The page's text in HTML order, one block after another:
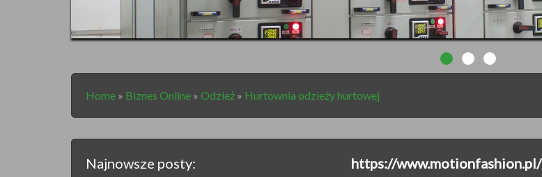
Home » Biznes Online » Odzież » Hurtownia odzieży hurtowej
Najnowsze posty: https://www.motionfashion.pl/